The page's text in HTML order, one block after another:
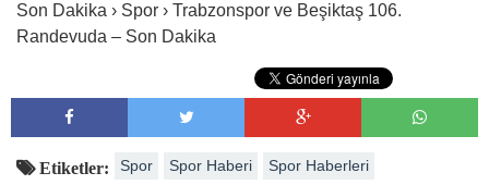
Son Dakika › Spor › Trabzonspor ve Beşiktaş 106.
Randevuda – Son Dakika
Etiketler: Spor Spor Haberi Spor Haberleri